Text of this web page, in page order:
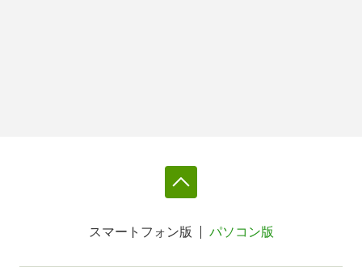
スマートフォン版 パソコン版